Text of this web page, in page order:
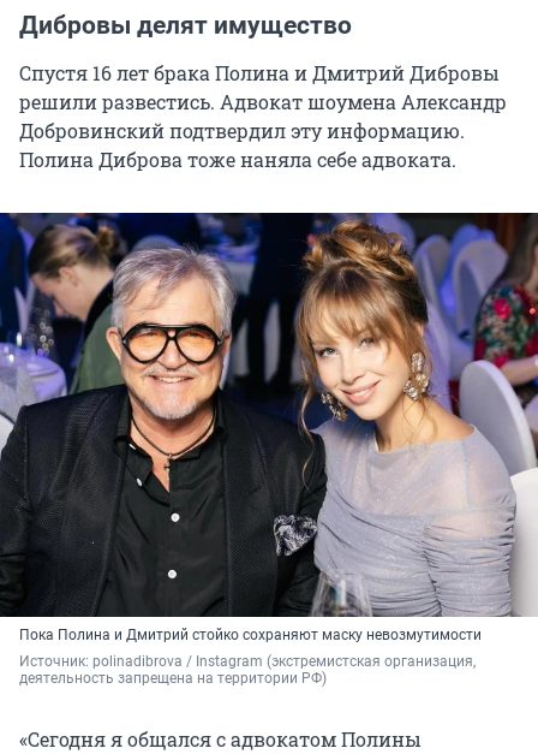
Дибровы делят имущество
Спустя 16 лет брака Полина и Дмитрий Дибровы
решили развестись. Адвокат шоумена Александр
Добровинский подтвердил эту информацию.
Полина Диброва тоже наняла себе адвоката.
Пока Полина и Дмитрий стойко сохраняют маску невозмутимости
Источник: polinadibrova / Instagram (экстремистская организация,
деятельность запрещена на территории РФ)
«Сегодня я общался с адвокатом Полины